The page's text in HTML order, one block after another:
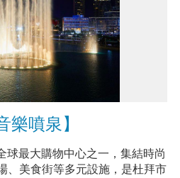
樂噴泉】
球最大購物中心之一，集結時尚
、美食街等多元設施，是杜拜市